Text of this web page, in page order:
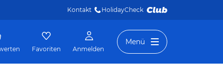
Kontakt HolidayCheck
Favoriten Anmelden
Menü